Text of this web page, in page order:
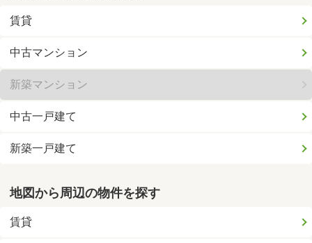
賃貸
中古マンション
新築マンション
中古一戸建て
新築一戸建て
地図から周辺の物件を探す
賃貸